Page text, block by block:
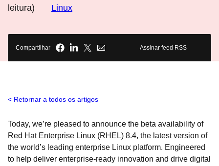
leitura)
Linux
Compartilhar Assinar feed RSS
Retornar a todos os artigos
Today, we’re pleased to announce the beta availability of
Red Hat Enterprise Linux (RHEL) 8.4, the latest version of
the world’s leading enterprise Linux platform. Engineered
to help deliver enterprise-ready innovation and drive digital